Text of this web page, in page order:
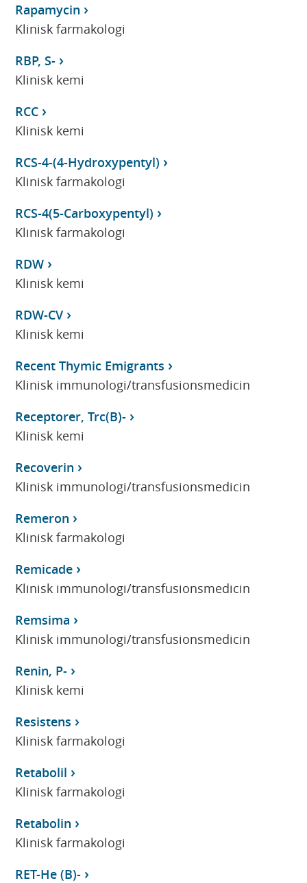
Rapamycin
Klinisk farmakologi
RBP, S-
Klinisk kemi
RCC
Klinisk kemi
RCS-4-(4-Hydroxypentyl)
Klinisk farmakologi
RCS-4(5-Carboxypentyl)
Klinisk farmakologi
RDW
Klinisk kemi
RDW-CV
Klinisk kemi
Recent Thymic Emigrants
Klinisk immunologi/transfusionsmedicin
Receptorer, Trc(B)-
Klinisk kemi
Recoverin
Klinisk immunologi/transfusionsmedicin
Remeron
Klinisk farmakologi
Remicade
Klinisk immunologi/transfusionsmedicin
Remsima
Klinisk immunologi/transfusionsmedicin
Renin, P-
Klinisk kemi
Resistens
Klinisk farmakologi
Retabolil
Klinisk farmakologi
Retabolin
Klinisk farmakologi
RET-He (B)-